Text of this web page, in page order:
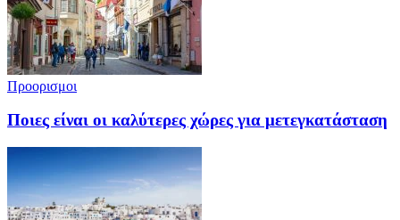
Προορισμοι
Ποιες είναι οι καλύτερες χώρες για μετεγκατάσταση